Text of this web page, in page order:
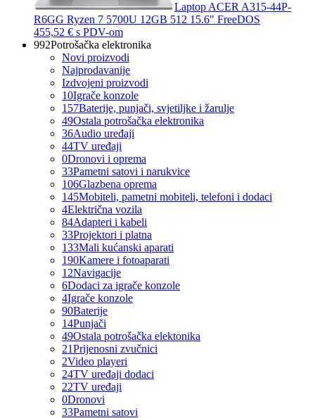
Laptop ACER A315-44P-
R6GG Ryzen 7 5700U 12GB 512 15.6" FreeDOS
455,52 € s PDV-om
992Potrošačka elektronika
Novi proizvodi
Najprodavanije
Izdvojeni proizvodi
10Igrače konzole
157Baterije, punjači, svjetiljke i žarulje
49Ostala potrošačka elektronika
36Audio uređaji
44TV uređaji
0Dronovi i oprema
33Pametni satovi i narukvice
106Glazbena oprema
145Mobiteli, pametni mobiteli, telefoni i dodaci
4Električna vozila
84Adapteri i kabeli
33Projektori i platna
133Mali kućanski aparati
190Kamere i fotoaparati
12Navigacije
6Dodaci za igrače konzole
4Igrače konzole
90Baterije
14Punjači
49Ostala potrošačka elektonika
21Prijenosni zvučnici
2Video playeri
24TV uređaji dodaci
22TV uređaji
0Dronovi
33Pametni satovi